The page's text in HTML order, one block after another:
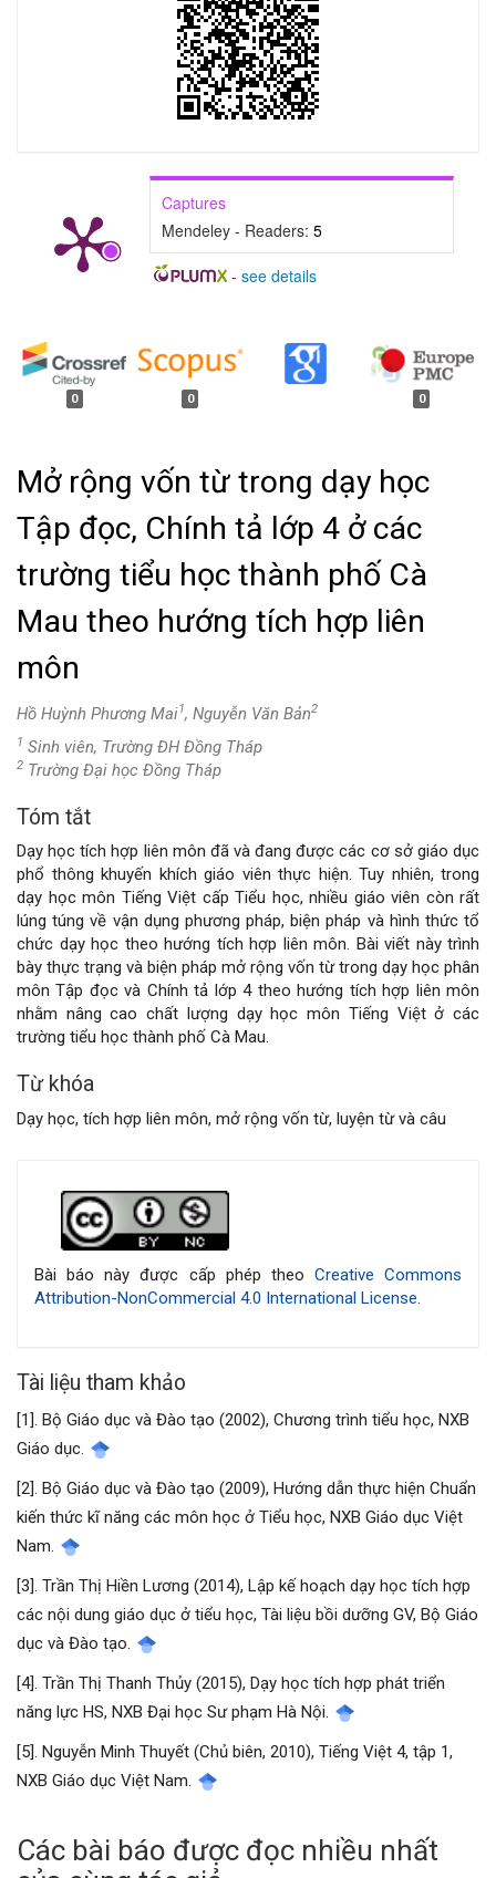
Captures
Mendeley - Readers: 5
- see details
0 0 0
Mở rộng vốn từ trong dạy học
Tập đọc, Chính tả lớp 4 ở các
trường tiểu học thành phố Cà
Mau theo hướng tích hợp liên
môn
Hồ Huỳnh Phương Mai1, Nguyễn Văn Bản2
1 Sinh viên, Trường ĐH Đồng Tháp
2 Trường Đại học Đồng Tháp
Nội
dung
chính
của
bài
Tóm tắt
Dạy học tích hợp liên môn đã và đang được các cơ sở giáo dục
phổ thông khuyến khích giáo viên thực hiện. Tuy nhiên, trong
dạy học môn Tiếng Việt cấp Tiểu học, nhiều giáo viên còn rất
lúng túng về vận dụng phương pháp, biện pháp và hình thức tổ
chức dạy học theo hướng tích hợp liên môn. Bài viết này trình
bày thực trạng và biện pháp mở rộng vốn từ trong dạy học phân
môn Tập đọc và Chính tả lớp 4 theo hướng tích hợp liên môn
nhằm nâng cao chất lượng dạy học môn Tiếng Việt ở các
trường tiểu học thành phố Cà Mau.
Từ khóa
Dạy học, tích hợp liên môn, mở rộng vốn từ, luyện từ và câu
bài
Bài báo này được cấp phép theo Creative Commons
Attribution-NonCommercial 4.0 International License.
Tài liệu tham khảo
[1]. Bộ Giáo dục và Đào tạo (2002), Chương trình tiểu học, NXB
Giáo dục.
[2]. Bộ Giáo dục và Đào tạo (2009), Hướng dẫn thực hiện Chuẩn
kiến thức kĩ năng các môn học ở Tiểu học, NXB Giáo dục Việt
Nam.
[3]. Trần Thị Hiền Lương (2014), Lập kế hoạch dạy học tích hợp
các nội dung giáo dục ở tiểu học, Tài liệu bồi dưỡng GV, Bộ Giáo
dục và Đào tạo.
[4]. Trần Thị Thanh Thủy (2015), Dạy học tích hợp phát triển
năng lực HS, NXB Đại học Sư phạm Hà Nội.
[5]. Nguyễn Minh Thuyết (Chủ biên, 2010), Tiếng Việt 4, tập 1,
NXB Giáo dục Việt Nam.
Các bài báo được đọc nhiều nhất